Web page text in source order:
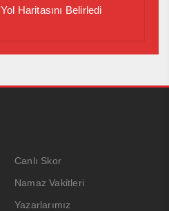
Yol Haritasını Belirledi
Canlı Skor
Namaz Vakitleri
Yazarlarımız